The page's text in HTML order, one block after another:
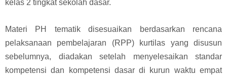
kelas 2 tingkat sekolah dasar.
Materi PH tematik disesuaikan berdasarkan rencana
pelaksanaan pembelajaran (RPP) kurtilas yang disusun
sebelumnya, diadakan setelah menyelesaikan standar
kompetensi dan kompetensi dasar di kurun waktu empat